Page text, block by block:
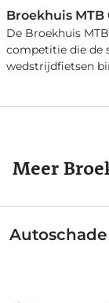
Broekhuis MTB
De Broekhuis
competitie die de
wedstrijdfietsen
Meer